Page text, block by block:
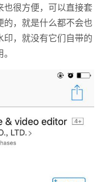
也很方便，可以直接套
的，就是什么都不会也
，就没有它们自带的